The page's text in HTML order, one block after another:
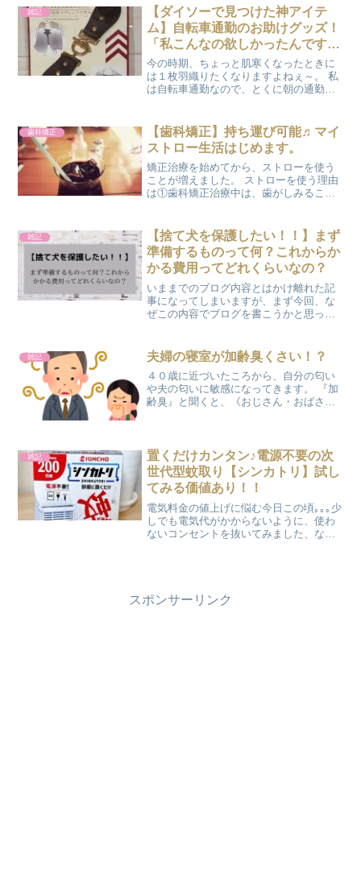
付与されます。マイナポイントは、キャ
ッシュレス決済事業者が付...
雑記
【ダイソーで見つけた神アイテ
ム】自転車通勤のお助けグッズ！
「私こんなの欲しかったんですー
ー！！」
今の時期、ちょっと肌寒くなったときに
は１枚羽織りたくなりますよねぇ～。 私
は自転車通勤なので、とくに朝の通勤時
で着てたら絶対脱げちゃうってやつ。 ボ
タンの付いてないカー...
歯科矯正
【歯科矯正】持ち運び可能♬マイ
ストロー生活はじめます。
矯正治療を始めてから、ストローを使う
ことが増えました。 ストローを使う理由
は①歯科矯正治療中は、歯がしみること
定するゴムが着色してしまう ぷにょ飲み
ものが歯に当たらない...
雑記
【捨て犬を保護したい！！】まず
準備するものって何？これからか
かる費用ってどれくらいなの？
いままでのブログ内容とはかけ離れた記
事になってしまいますが、まず今回、な
ぜこの内容でブログを書こうかと思った
くのゴミ捨て場に子犬が捨てられてたん
です。ウチではもう飼え...
雑記 夫婦の寝室が加齢臭くさい！？
４０歳に近づいたころから、自分の匂い
や夫の匂いに敏感になってきます。 『加
齢臭』と聞くと、《おじさん・おばさ
さん・おばさん』と呼ば...
雑記
置くだけカンタン♪電源不要の次
世代型蚊取り【シンカトリ】試し
てみる価値あり！！
電気料金の値上げに悩む今日この頃｡｡｡少
しでも電気代がかからないように、使わ
ないコンセントを抜いてみました、なん
スポンサーリンク